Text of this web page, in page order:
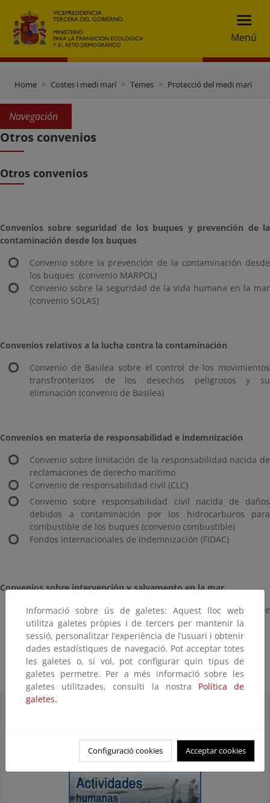
Menú
Home Costes i medi marí Temes Protecció del medi marí
Navegación
Otros convenios
Otros convenios
Convenios sobre seguridad de los buques y prevención de la
contaminación desde los buques
Convenio sobre la prevención de la contaminación desde
los buques (convenio MARPOL)
Convenio sobre la seguridad de la vida humana en la mar
(convenio SOLAS)
Convenios relativos a la lucha contra la contaminación
Convenio de Basilea sobre el control de los movimientos
transfronterizos de los desechos peligrosos y su
eliminación (convenio de Basilea)
Convenios en materia de responsabilidad e indemnización
Convenio sobre limitación de la responsabilidad nacida de
reclamaciones de derecho marítimo
Convenio de responsabilidad civil (CLC)
Convenio sobre responsabilidad civil nacida de daños
debidos a contaminación por los hidrocarburos para
combustible de los buques (convenio combustible)
Fondos internacionales de indemnización (FIDAC)
Convenios sobre intervención y salvamento en la mar
Convenio relativo a la intervención en alta mar en caso de
contaminación por hidrocarburos (convenio intervención)
Convenio sobre salvamento marítimo
Convenio sobre búsqueda y rescate (convenio SAR)
Accesos directos
Informació sobre ús de galetes: Aquest lloc web
utilitza galetes pròpies i de tercers per mantenir la
sessió, personalitzar l’experiència de l’usuari i obtenir
dades estadístiques de navegació. Pot acceptar totes
les galetes o, si vol, pot configurar quin tipus de
galetes permetre. Per a més informació sobre les
galetes utilitzades, consulti la nostra Política de
galetes.
Configuració cookies Acceptar cookies